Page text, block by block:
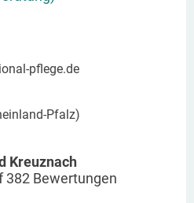
pflege.de
Pfalz)
Kreuznach
382 Bewertungen